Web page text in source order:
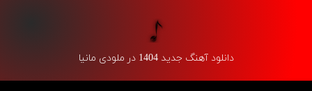
دانلود آهنگ جدید 1404 در ملودی مانیا